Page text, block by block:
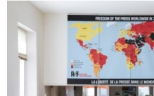
ကြည့်
အမေရိကန်သုံးအီဒီယံ
မကြေးမုံရဲ့ အင်္ဂလိပ်စာ
ရုပ်ရှင်ထဲက အင်္ဂလိပ်စာ
သုတပဒေသာ အင်္ဂလိပ်စာ
အပတ်စဉ်ကဏ္ဍများ
ရေဒီယို
တီဗွီ
ရေဒီယိုနှင့်ရုပ်သံ အချက်အလက်များ
ရေဒီယို/တီဗွီအစီအစဉ်
Learning English